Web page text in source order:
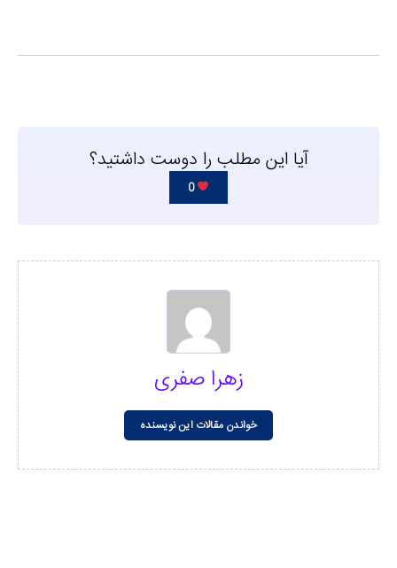
آیا این مطلب را دوست داشتید؟
0
زهرا صفری
خواندن مقالات این نویسنده